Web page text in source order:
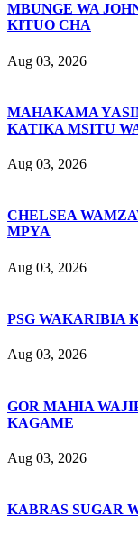
MBUNGE WA
KITUO CHA
Aug 03, 2026
MAHAKAMA
KATIKA MSITU
Aug 03, 2026
CHELSEA
MPYA
Aug 03, 2026
PSG WAKARIBIA
Aug 03, 2026
GOR MAHIA
KAGAME
Aug 03, 2026
KABRAS SUGAR